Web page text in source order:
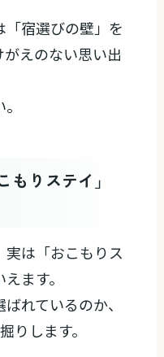
「宿選びの壁」を
えのない思い出
もりステイ」
は「おこもりス
ます。
れているのか、
りします。